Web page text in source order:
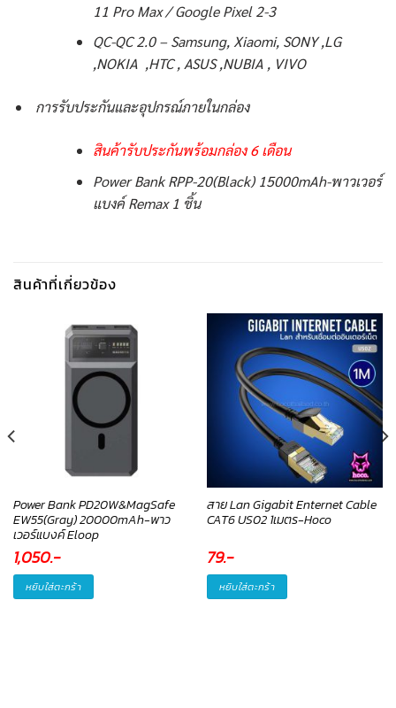
11 Pro Max / Google Pixel 2-3
QC-QC 2.0 – Samsung, Xiaomi, SONY ,LG
,NOKIA ,HTC , ASUS ,NUBIA , VIVO
การรับประกันและอุปกรณ์ภายในกล่อง
สินค้ารับประกันพร้อมกล่อง 6 เดือน
Power Bank RPP-20(Black) 15000mAh-พาวเวอร์
แบงค์ Remax 1 ชิ้น
สินค้าที่เกี่ยวข้อง
Power Bank PD20W&MagSafe
EW55(Gray) 20000mAh-พาว
เวอร์แบงค์ Eloop
1,050.-
หยิบใส่ตะกร้า
สาย Lan Gigabit Enternet Cable
CAT6 US02 1เมตร-Hoco
79.-
หยิบใส่ตะกร้า